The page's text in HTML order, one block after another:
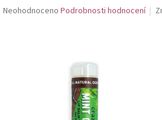
Průměrné
Neohodnoceno Podrobnosti hodnocení